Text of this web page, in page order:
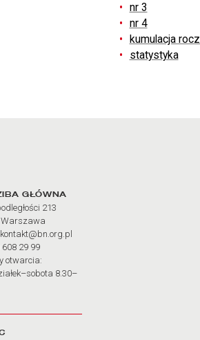
nr 3
nr 4
kumulacja
statystyka
oraz godziny
GŁÓWNA
213
Warszawa
608 29 99
otwarcia:
8.30–